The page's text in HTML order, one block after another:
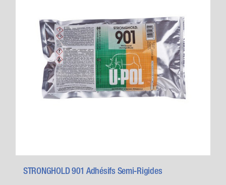
STRONGHOLD 901 Adhésifs Semi-Rigides